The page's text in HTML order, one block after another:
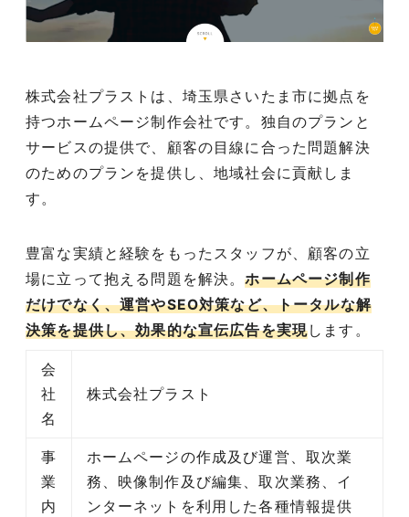
株式会社プラストは、埼玉県さいたま市に拠点を
持つホームページ制作会社です。独自のプランと
サービスの提供で、顧客の目線に合った問題解決
のためのプランを提供し、地域社会に貢献しま
す。
豊富な実績と経験をもったスタッフが、顧客の立
場に立って抱える問題を解決。ホームページ制作
だけでなく、運営やSEO対策など、トータルな解
決策を提供し、効果的な宣伝広告を実現します。
会
社
名
株式会社プラスト
事
業
内
ホームページの作成及び運営、取次業
務、映像制作及び編集、取次業務、イ
ンターネットを利用した各種情報提供